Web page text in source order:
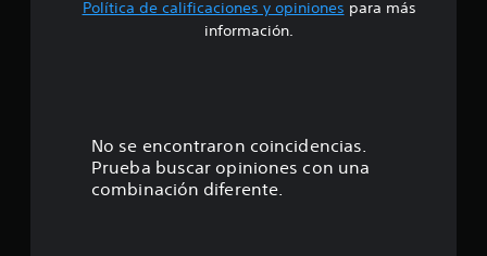
Política de calificaciones y opiniones para más
información.
No se encontraron coincidencias.
Prueba buscar opiniones con una
combinación diferente.